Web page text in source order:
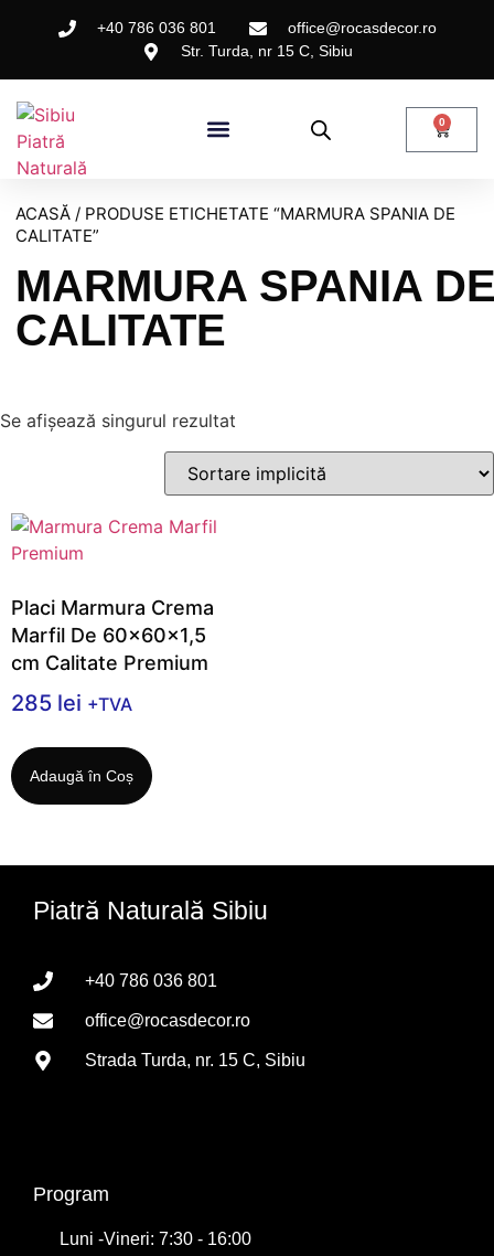
+40 786 036 801
office@rocasdecor.ro
Str. Turda, nr 15 C, Sibiu
0
ACASĂ/ PRODUSE ETICHETATE “MARMURA SPANIA DE
CALITATE”
MARMURA SPANIA
CALITATE
Se afișează singurul rezultat
Placi Marmura Crema
Marfil De 60x60x1,5
cm Calitate Premium
285 lei +TVA
Adaugă în Coș
Piatră Naturală Sibiu
+40 786 036 801
office@rocasdecor.ro
Strada Turda, nr. 15 C, Sibiu
Program
Luni -Vineri: 7:30 - 16:00